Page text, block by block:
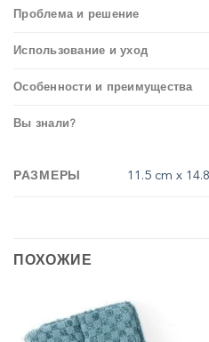
Проблема и решение
Использование и уход
Особенности и преимущества
Вы знали?
РАЗМЕРЫ 11.5 cm x
ПОХОЖИЕ